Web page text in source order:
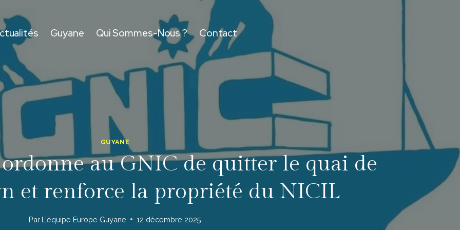
Guyane Qui Sommes-Nous ? Contact
GUYANE
au GNIC de quitter le quai de
et renforce la propriété du NICIL
Par L'équipe Europe Guyane 12 décembre 2025